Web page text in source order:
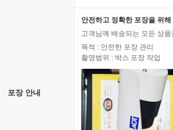
포장 안내
안전하고 정확한 포장을 위
고객님께 배송되는 모든 상
목적 : 안전한 포장 관리
촬영범위 : 박스 포장 작업